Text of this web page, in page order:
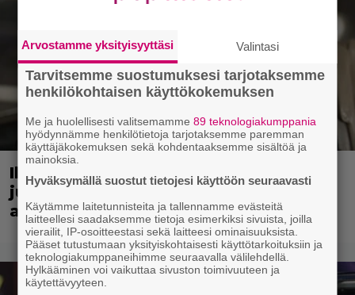
Illalla tv:ssä: Vauhdikasta
junatoimintaa – leffa suututti
amerikkalaisen pankkijätin
Arvostamme yksityisyyttäsi Valintasi
Tarvitsemme suostumuksesi tarjotaksemme
henkilökohtaisen käyttökokemuksen
Me ja huolellisesti valitsemamme89 teknologiakumppania
hyödynnämme henkilötietoja tarjotaksemme paremman
käyttäjäkokemuksen sekä kohdentaaksemme sisältöä ja
mainoksia.
Hyväksymällä suostut tietojesi käyttöön seuraavasti
Käytämme laitetunnisteita ja tallennamme evästeitä
laitteellesi saadaksemme tietoja esimerkiksi sivuista, joilla
vierailit, IP-osoitteestasi sekä laitteesi ominaisuuksista.
Pääset tutustumaan yksityiskohtaisesti käyttötarkoituksiin ja
teknologiakumppaneihimme seuraavalla välilehdellä.
Hylkääminen voi vaikuttaa sivuston toimivuuteen ja
käytettävyyteen.